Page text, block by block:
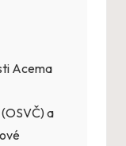
Acema
a